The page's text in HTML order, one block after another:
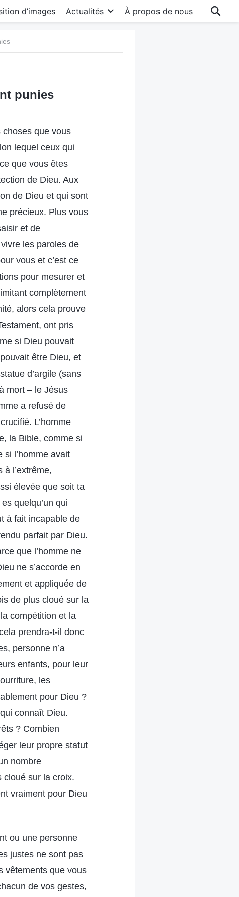
d’images Actualités À propos de nous
punies
que vous
lequel ceux qui
que vous êtes
de Dieu. Aux
de Dieu et qui sont
précieux. Plus vous
et de
les paroles de
vous et c’est ce
pour mesurer et
complètement
alors cela prouve
ont pris
si Dieu pouvait
être Dieu, et
d’argile (sans
mort – le Jésus
a refusé de
L’homme
la Bible, comme si
si l’homme avait
l’extrême,
élevée que soit ta
quelqu’un qui
à fait incapable de
parfait par Dieu.
que l’homme ne
ne s’accorde en
et appliquée de
de plus cloué sur la
compétition et la
prendra-t-il donc
personne n’a
enfants, pour leur
les
pour Dieu ?
connaît Dieu.
? Combien
leur propre statut
nombre
cloué sur la croix.
vraiment pour Dieu
ou une personne
justes ne sont pas
vêtements que vous
de vos gestes,